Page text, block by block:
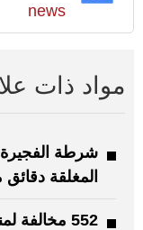
news
مواد ذات
شرطة
المغلقة